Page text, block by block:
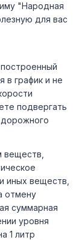
"Народная
для вас
в график и не
подвергать
дорожного
веществ,
иных веществ,
отмену
суммарная
уровня
1 литр